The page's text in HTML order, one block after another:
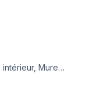
Muret,